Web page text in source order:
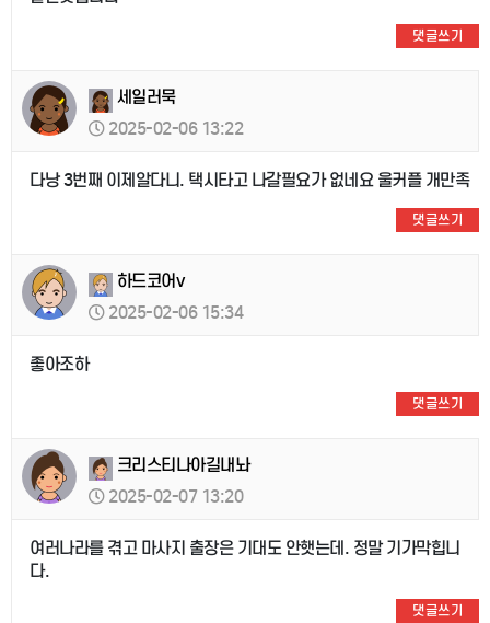
댓글쓰기
세일러묵
2025-02-06 13:22
다낭 3번째 이제알다니. 택시타고 나갈필요가 없네요 울커플 개만족
댓글쓰기
하드코어v
2025-02-06 15:34
좋아조하
댓글쓰기
크리스티나아길내놔
2025-02-07 13:20
여러나라를 겪고 마사지 출장은 기대도 안햇는데. 정말 기가막힙니
다.
댓글쓰기